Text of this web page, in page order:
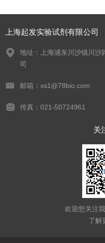
上海起发实验试剂有限公司
地址：上海浦东川沙镇川沙
司
邮箱：xs1@78bio.com
传真：021-50724961
关
欢迎您关注
了解